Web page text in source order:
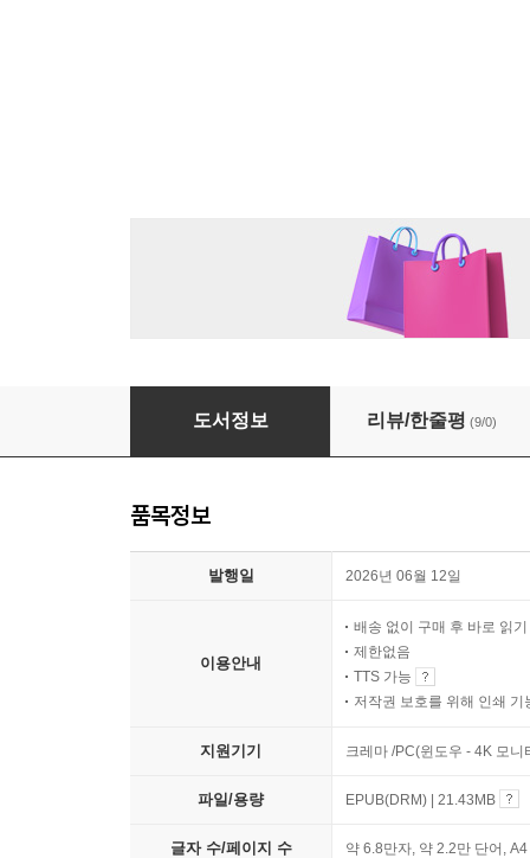
탐미경: 얼굴을 바꿔 드립니다
도서정보 리뷰/한줄평 (9/0)
품목정보
발행일 2026년 06월 12일
이용안내
배송 없이 구매 후 바로 읽기
제한없음
TTS 가능
저작권 보호를 위해 인쇄 기
지원기기 크레마 /PC(윈도우 - 4K 모
파일/용량 EPUB(DRM) | 21.43MB
글자 수/페이지 수 약 6.8만자, 약 2.2만 단어,